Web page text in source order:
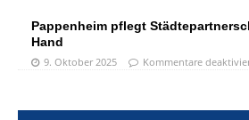
Pappenheim pflegt
Hand
9. Oktober 2025 Kommentare